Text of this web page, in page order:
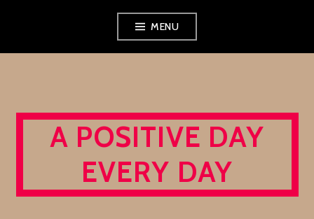
MENU
A POSITIVE DAY
EVERY DAY